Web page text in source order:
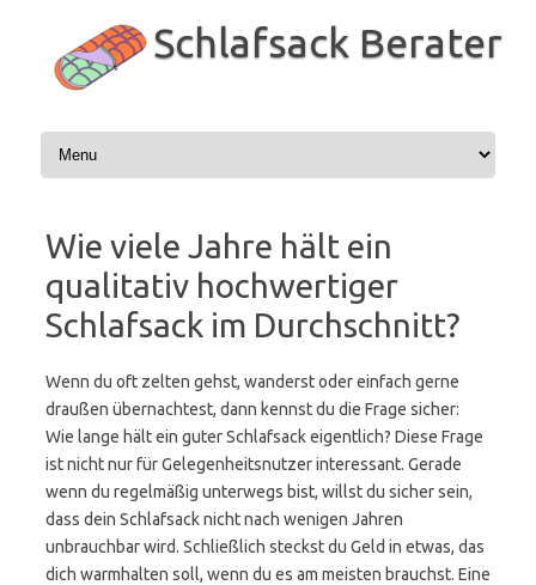
springen
Schlafsack Berater
Wie viele Jahre hält ein
qualitativ hochwertiger
Schlafsack im Durchschnitt?
Wenn du oft zelten gehst, wanderst oder einfach gerne
draußen übernachtest, dann kennst du die Frage sicher:
Wie lange hält ein guter Schlafsack eigentlich? Diese Frage
ist nicht nur für Gelegenheitsnutzer interessant. Gerade
wenn du regelmäßig unterwegs bist, willst du sicher sein,
dass dein Schlafsack nicht nach wenigen Jahren
unbrauchbar wird. Schließlich steckst du Geld in etwas, das
dich warmhalten soll, wenn du es am meisten brauchst. Eine